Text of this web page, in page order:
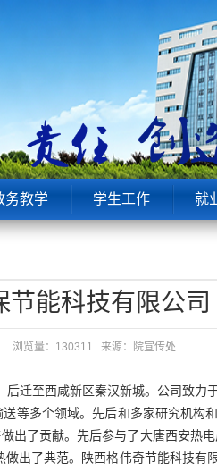
务教学 学生工作 就
节能科技有限公司
浏览量：130311 来源：院宣传处
迁至西咸新区秦汉新城。公司致力
等多个领域。先后和多家研究机构
出了贡献。先后参与了大唐西安热
出了典范。陕西格伟奇节能科技有